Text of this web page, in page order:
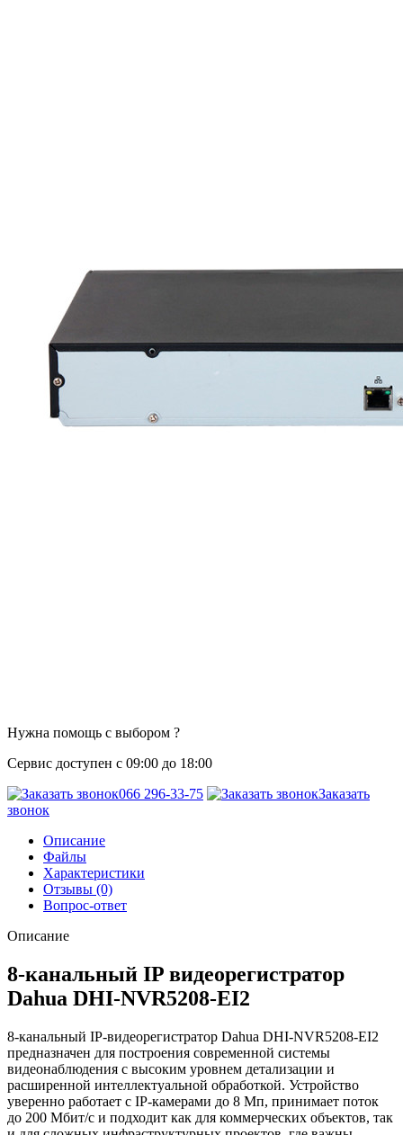
Нужна помощь с выбором ?
Сервис доступен с 09:00 до 18:00
066 296-33-75
Заказать
звонок
Описание
Файлы
Характеристики
Отзывы (0)
Вопрос-ответ
Описание
8-канальный IP видеорегистратор
Dahua DHI-NVR5208-EI2
8-канальный IP-видеорегистратор Dahua DHI-NVR5208-EI2
предназначен для построения современной системы
видеонаблюдения с высоким уровнем детализации и
расширенной интеллектуальной обработкой. Устройство
уверенно работает с IP-камерами до 8 Мп, принимает поток
до 200 Мбит/с и подходит как для коммерческих объектов, так